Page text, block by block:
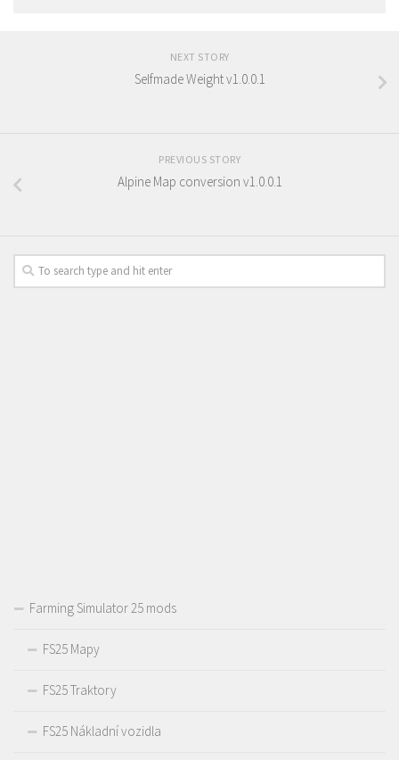
NEXT STORY
Selfmade Weight v1.0.0.1
PREVIOUS STORY
Alpine Map conversion v1.0.0.1
Farming Simulator 25 mods
FS25 Mapy
FS25 Traktory
FS25 Nákladní vozidla